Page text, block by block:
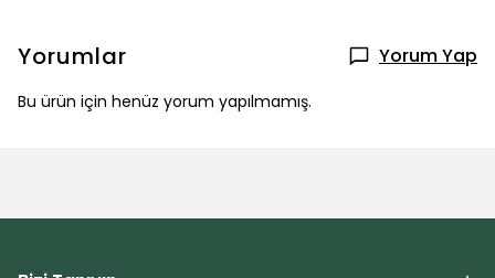
Yorumlar Yorum Yap
Bu ürün için henüz yorum yapılmamış.